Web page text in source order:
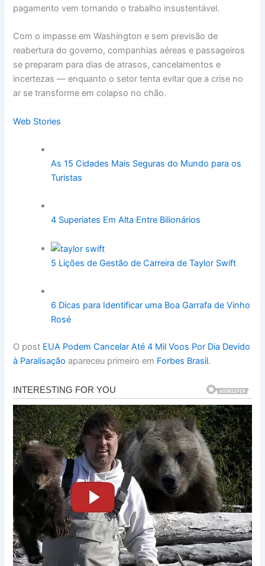
pagamento vem tornando o trabalho insustentável.
Com o impasse em Washington e sem previsão de
reabertura do governo, companhias aéreas e passageiros
se preparam para dias de atrasos, cancelamentos e
incertezas — enquanto o setor tenta evitar que a crise no
ar se transforme em colapso no chão.
Web Stories
As 15 Cidades Mais Seguras do Mundo para os
Turistas
4 Superiates Em Alta Entre Bilionários
5 Lições de Gestão de Carreira de Taylor Swift
6 Dicas para Identificar uma Boa Garrafa de Vinho
Rosé
O post EUA Podem Cancelar Até 4 Mil Voos Por Dia Devido
à Paralisação apareceu primeiro em Forbes Brasil.